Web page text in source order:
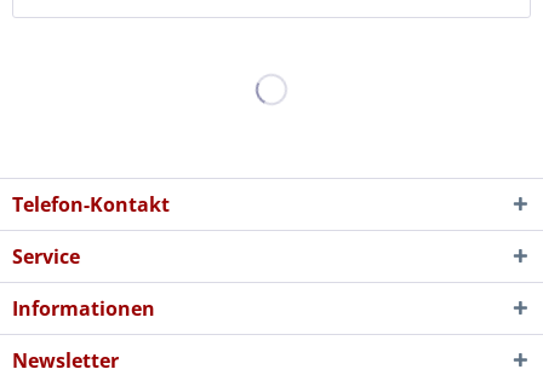
Telefon-Kontakt
Service
Informationen
Newsletter